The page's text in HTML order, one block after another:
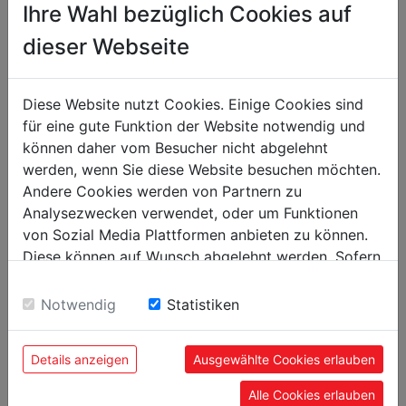
Obecné údaje
Kód EAN
9120039906058
Ihre Wahl bezüglich Cookies auf
dieser Webseite
Diese Website nutzt Cookies. Einige Cookies sind
für eine gute Funktion der Website notwendig und
können daher vom Besucher nicht abgelehnt
werden, wenn Sie diese Website besuchen möchten.
Andere Cookies werden von Partnern zu
Analysezwecken verwendet, oder um Funktionen
von Sozial Media Plattformen anbieten zu können.
Diese können auf Wunsch abgelehnt werden. Sofern
Einwilligung zu unseren Cookies.
Notwendig Statistiken
Details anzeigen Ausgewählte Cookies erlauben
Alle Cookies erlauben